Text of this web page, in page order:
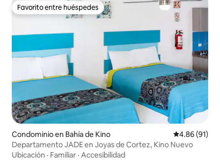
Favorito entre huéspedes
Favorito entre huéspedes
Condominio en Bahía de Kino Calificación
4.86 (91)
Departamento JADE en Joyas de Cortez, Kino Nuevo
Ubicación · Familiar · Accesibilidad